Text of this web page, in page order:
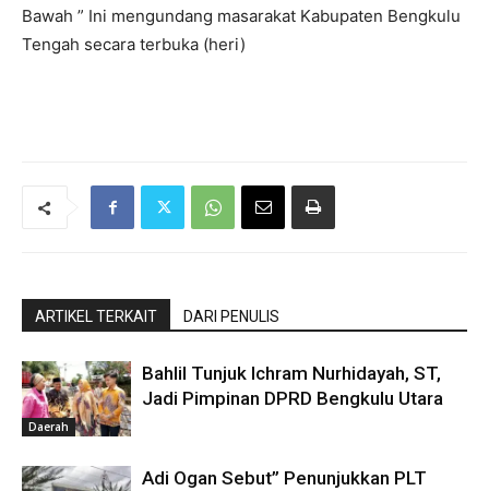
Bawah ” Ini mengundang masarakat Kabupaten Bengkulu
Tengah secara terbuka (heri)
ARTIKEL TERKAIT DARI PENULIS
Daerah
Bahlil Tunjuk Ichram Nurhidayah, ST,
Jadi Pimpinan DPRD Bengkulu Utara
Adi Ogan Sebut” Penunjukkan PLT